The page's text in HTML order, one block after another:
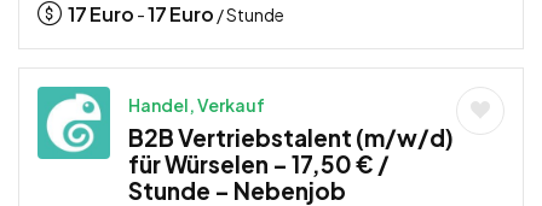
17Euro -17Euro / Stunde
Handel, Verkauf
B2B Vertriebstalent (m/w/d)
für Würselen – 17,50 € /
Stunde – Nebenjob